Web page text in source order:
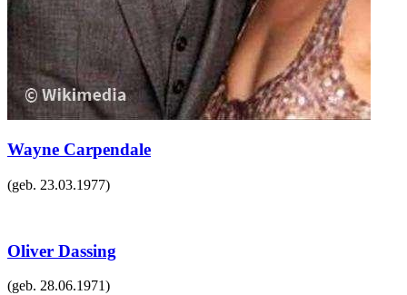
Wayne Carpendale
(geb. 23.03.1977)
Oliver Dassing
(geb. 28.06.1971)